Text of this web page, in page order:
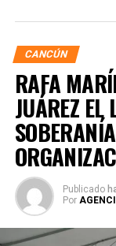
desafíos
de 203 mil
por incendios,
CANCÚN
RAFA
JUÁREZ EL
Publicado
Por